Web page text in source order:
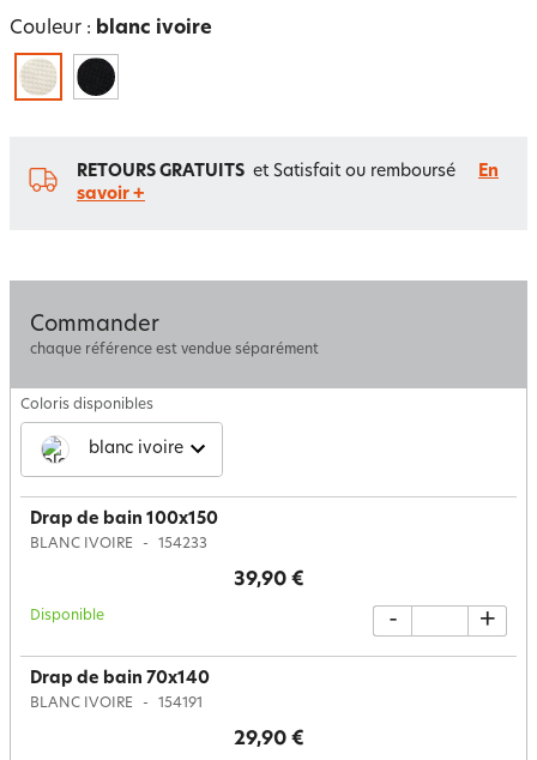
Couleur : blanc ivoire
RETOURS GRATUITS et Satisfait ou remboursé
En
savoir +
Commander
chaque référence est vendue séparément
Coloris disponibles
blanc ivoire
Drap de bain 100x150
BLANC IVOIRE 154233
39,90 €
Disponible - +
Drap de bain 70x140
BLANC IVOIRE 154191
29,90 €